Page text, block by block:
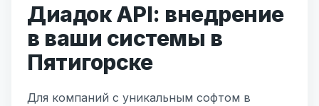
Диадок API: внедрение
в ваши системы в
Пятигорске
Для компаний с уникальным софтом в